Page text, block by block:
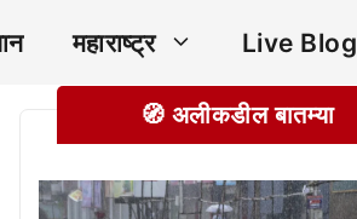
महाराष्ट्र Live Blog
🧭 अलीकडील बातम्या